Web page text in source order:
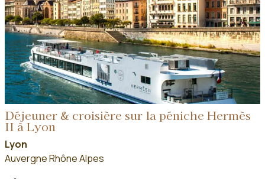
Déjeuner & croisière sur la péniche Hermès
II à Lyon
Lyon
Auvergne Rhône Alpes